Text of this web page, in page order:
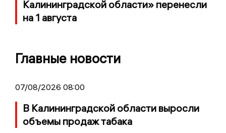
Калининградской области» перенесли
на 1 августа
Главные новости
07/08/2026 08:00
В Калининградской области выросли
объемы продаж табака